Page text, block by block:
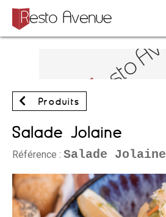
Produits
Salade Jolaine
Référence : Salade Jolaine